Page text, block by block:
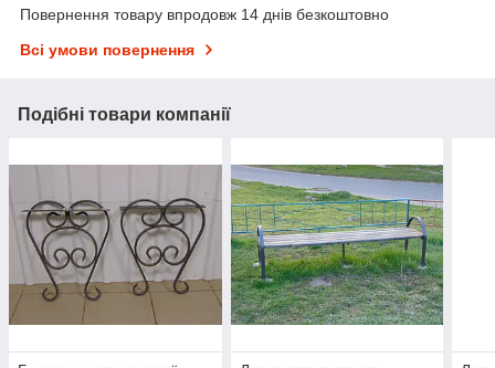
Повернення товару впродовж 14 днів безкоштовно
Всі умови повернення
Подібні товари компанії